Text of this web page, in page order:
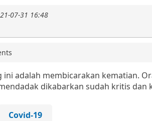
07-31 16:48
ini adalah membicarakan kematian.
dikabarkan sudah kritis dan
Covid-19